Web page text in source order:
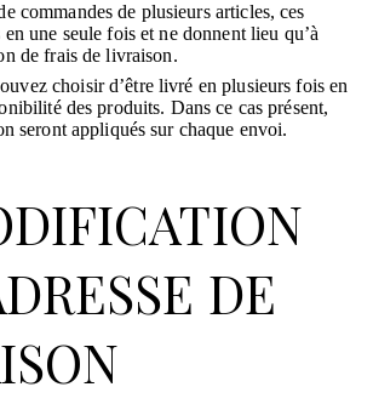
commandes de plusieurs articles, ces
une seule fois et ne donnent lieu qu’à
de frais de livraison.
choisir d’être livré en plusieurs fois en
des produits. Dans ce cas présent,
seront appliqués sur chaque envoi.
DE